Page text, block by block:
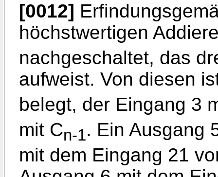
[0012]
höchstwertigen
nachgeschaltet, das
aufweist. Von diesen
belegt, der Eingang 3
mit Cn-1. Ein Ausgang
mit dem Eingang 21